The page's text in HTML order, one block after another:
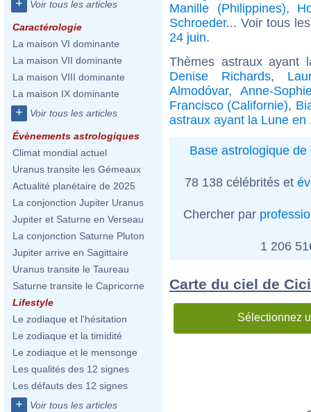
+ Voir tous les articles
Caractérologie
La maison VI dominante
La maison VII dominante
La maison VIII dominante
La maison IX dominante
+ Voir tous les articles
Évènements astrologiques
Climat mondial actuel
Uranus transite les Gémeaux
Actualité planétaire de 2025
La conjonction Jupiter Uranus
Jupiter et Saturne en Verseau
La conjonction Saturne Pluton
Jupiter arrive en Sagittaire
Uranus transite le Taureau
Saturne transite le Capricorne
Lifestyle
Le zodiaque et l'hésitation
Le zodiaque et la timidité
Le zodiaque et le mensonge
Les qualités des 12 signes
Les défauts des 12 signes
+ Voir tous les articles
Manille (Philippines),
Schroeder... Voir tous
24 juin.
Thèmes astraux
Denise Richards,
Almodóvar, Anne-
Francisco (Californie),
astraux ayant la Lune en
Base astrologique de
78 138 célébrités et
Chercher par
1 206
Carte du ciel de
Sélectionnez